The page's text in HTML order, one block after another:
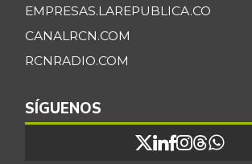
EMPRESAS.LAREPUBLICA.CO
CANALRCN.COM
RCNRADIO.COM
SÍGUENOS